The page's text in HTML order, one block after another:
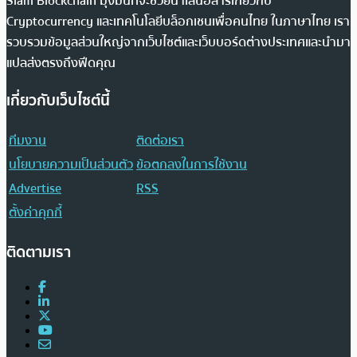
Cryptocurrency และเทคโนโลยีบล็อกเชนเพื่อคนไทย ในภาษาไทย เรา
รวบรวมข้อมูลส่วนใหญ่จากเว็บไซต์และเว็บบอร์ดต่างประเทศและนำมา
แปลส่งตรงถึงฟีดคุณ
เกี่ยวกับเว็บไซต์นี้
ทีมงาน
ติดต่อเรา
นโยบายความเป็นส่วนตัวข้อตกลงในการใช้งาน
Advertise
RSS
ตั้งค่าคุกกี้
ติดตามเรา